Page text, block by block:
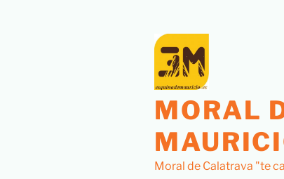
MORAL
Moral de Calatrava "te